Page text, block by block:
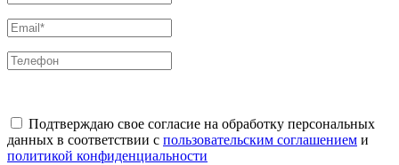
Подтверждаю свое согласие на обработку персональных
данных в соответствии с пользовательским соглашением и
политикой конфиденциальности